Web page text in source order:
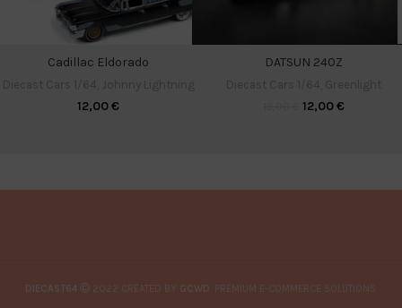
Cadillac Eldorado
12,00€
DATSUN 240Z
12,00€
DIECAST64 2022 CREATED BY GCWD . PREMIUM E-COMMERCE SOLUTIONS.